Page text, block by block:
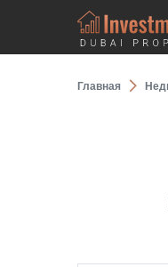
Главная